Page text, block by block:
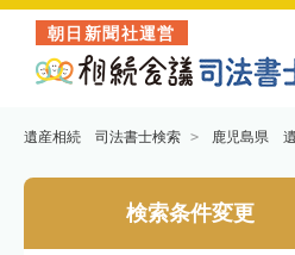
朝日新聞社運営
遺産相続 司法書士検索 鹿児島県
検索条件変更